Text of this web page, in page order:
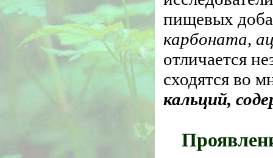
пищевых
карбоната,
отличается
сходятся во
кальций,